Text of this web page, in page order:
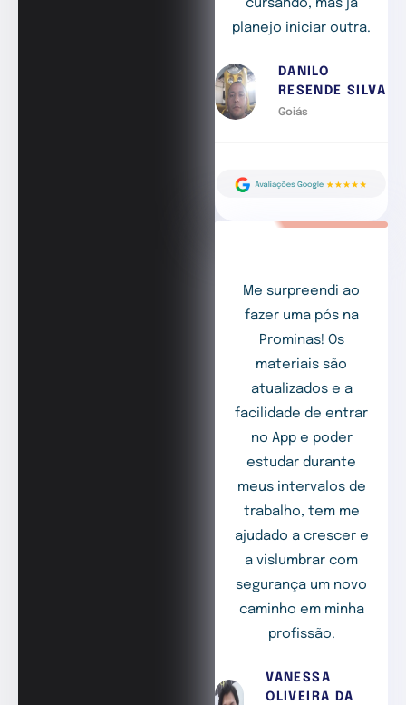
cursando, mas já
planejo iniciar outra.
DANILO
RESENDE SILVA
Goiás
Me surpreendi ao
fazer uma pós na
Prominas! Os
materiais são
atualizados e a
facilidade de entrar
no App e poder
estudar durante
meus intervalos de
trabalho, tem me
ajudado a crescer e
a vislumbrar com
segurança um novo
caminho em minha
profissão.
VANESSA
OLIVEIRA DA